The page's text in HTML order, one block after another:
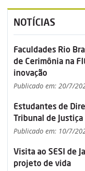
NOTÍCIAS
Faculdades Rio
de Cerimônia na
inovação
Publicado em: 20/7/
Estudantes de
Tribunal de
Publicado em: 10/7/
Visita ao SESI de
projeto de vida